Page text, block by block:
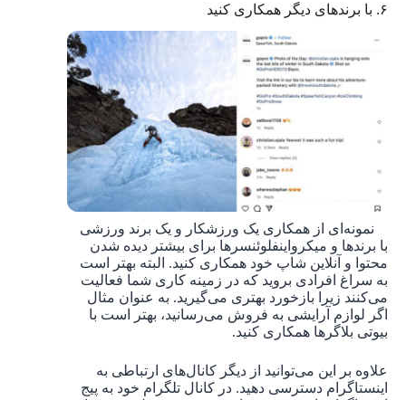
۶. با برندهای دیگر همکاری کنید
نمونه‌ای از همکاری یک ورزشکار و یک برند ورزشی
با برندها و میکرواینفلوئنسرها برای بیشتر دیده شدن
محتوا و آنلاین شاپ خود همکاری کنید. البته بهتر است
به سراغ افرادی بروید که در زمینه کاری شما فعالیت
می‌کنند زیرا بازخورد بهتری می‌گیرید. به عنوان مثال
اگر لوازم آرایشی به فروش می‌رسانید، بهتر است با
بیوتی بلاگرها همکاری کنید.
علاوه بر این می‌توانید از دیگر کانال‌های ارتباطی به
اینستاگرام دسترسی دهید. در کانال تلگرام خود به پیج